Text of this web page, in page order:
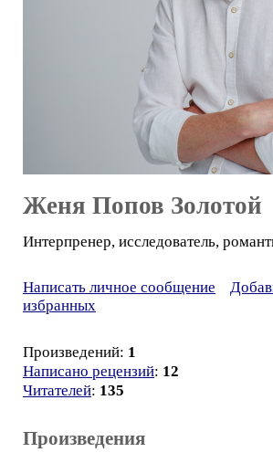
Женя Попов Золотой
Интерпренер, исследователь,
Написать личное сообщение
избранных
Произведений: 1
Написано рецензий: 12
Читателей: 135
Произведения